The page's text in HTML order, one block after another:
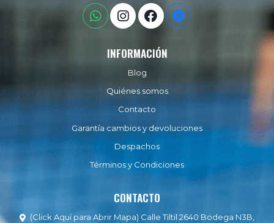
INFORMACIÓN
Blog
Quiénes somos
Contacto
Garantía cambios y devoluciones
Despachos
Términos y Condiciones
CONTACTO
(Click Aquí para Abrir Mapa) Calle Tiltil 2640 Bodega N3B,